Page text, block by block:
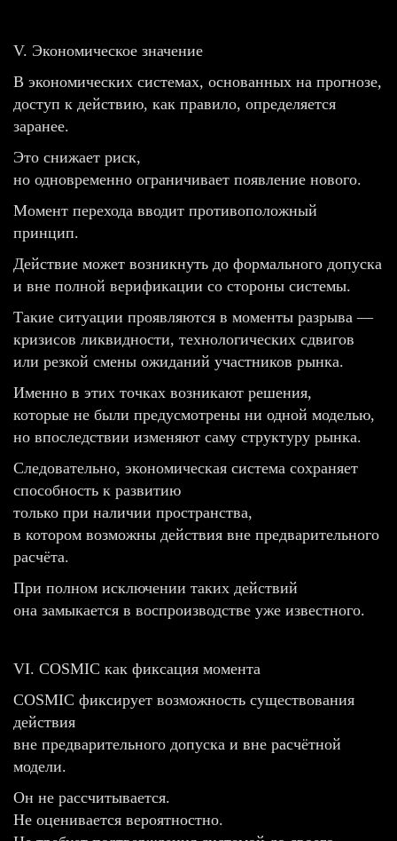
V. Экономическое значение
В экономических системах, основанных на прогнозе,
доступ к действию, как правило, определяется
заранее.
Это снижает риск,
но одновременно ограничивает появление нового.
Момент перехода вводит противоположный
принцип.
Действие может возникнуть до формального допуска
и вне полной верификации со стороны системы.
Такие ситуации проявляются в моменты разрыва —
кризисов ликвидности, технологических сдвигов
или резкой смены ожиданий участников рынка.
Именно в этих точках возникают решения,
которые не были предусмотрены ни одной моделью,
но впоследствии изменяют саму структуру рынка.
Следовательно, экономическая система сохраняет
способность к развитию
только при наличии пространства,
в котором возможны действия вне предварительного
расчёта.
При полном исключении таких действий
она замыкается в воспроизводстве уже известного.
VI. COSMIC как фиксация момента
COSMIC фиксирует возможность существования
действия
вне предварительного допуска и вне расчётной
модели.
Он не рассчитывается.
Не оценивается вероятностно.